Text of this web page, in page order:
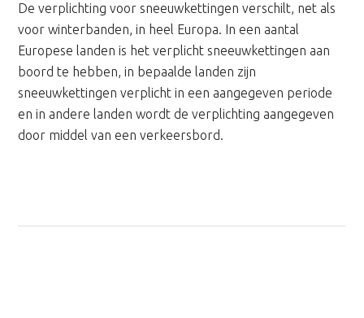
De verplichting voor sneeuwkettingen verschilt, net als
voor winterbanden, in heel Europa. In een aantal
Europese landen is het verplicht sneeuwkettingen aan
boord te hebben, in bepaalde landen zijn
sneeuwkettingen verplicht in een aangegeven periode
en in andere landen wordt de verplichting aangegeven
door middel van een verkeersbord.